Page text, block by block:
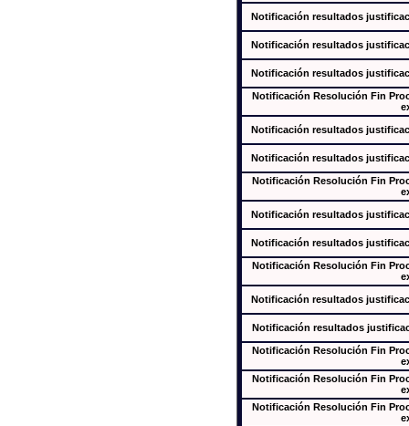
Notificación resultados
Notificación resultados
Notificación resultados
Notificación Resolución Fin
Notificación resultados
Notificación resultados
Notificación Resolución Fin
Notificación resultados
Notificación resultados
Notificación Resolución Fin
Notificación resultados
Notificación resultados
Notificación Resolución Fin
Notificación Resolución Fin
Notificación Resolución Fin